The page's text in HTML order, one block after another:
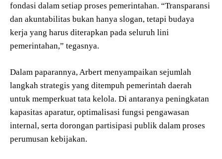
fondasi dalam setiap proses pemerintahan. “Transparansi
dan akuntabilitas bukan hanya slogan, tetapi budaya
kerja yang harus diterapkan pada seluruh lini
pemerintahan,” tegasnya.
Dalam paparannya, Arbert menyampaikan sejumlah
langkah strategis yang ditempuh pemerintah daerah
untuk memperkuat tata kelola. Di antaranya peningkatan
kapasitas aparatur, optimalisasi fungsi pengawasan
internal, serta dorongan partisipasi publik dalam proses
perumusan kebijakan.